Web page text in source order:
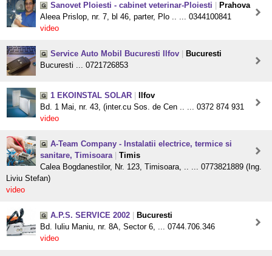
Sanovet Ploiesti - cabinet veterinar-Ploiesti
Prahova
Aleea Prislop, nr. 7, bl 46, parter, Plo .. ... 0344100841
video
Service Auto Mobil Bucuresti Ilfov
Bucuresti
Bucuresti ... 0721726853
1 EKOINSTAL SOLAR
Ilfov
Bd. 1 Mai, nr. 43, (inter.cu Sos. de Cen .. ... 0372 874 931
video
A-Team Company - Instalatii electrice, termice si
sanitare, Timisoara
Timis
Calea Bogdanestilor, Nr. 123, Timisoara, .. ... 0773821889 (Ing.
Liviu Stefan)
video
A.P.S. SERVICE 2002
Bucuresti
Bd. Iuliu Maniu, nr. 8A, Sector 6, ... 0744.706.346
video